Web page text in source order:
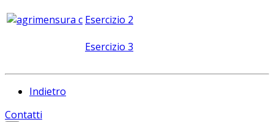
Esercizio 2
Esercizio 3
Indietro
Contatti